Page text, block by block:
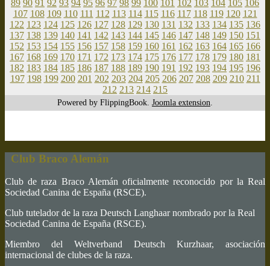
89 90 91 92 93 94 95 96 97 98 99 100 101 102 103 104 105 106
107 108 109 110 111 112 113 114 115 116 117 118 119 120 121
122 123 124 125 126 127 128 129 130 131 132 133 134 135 136
137 138 139 140 141 142 143 144 145 146 147 148 149 150 151
152 153 154 155 156 157 158 159 160 161 162 163 164 165 166
167 168 169 170 171 172 173 174 175 176 177 178 179 180 181
182 183 184 185 186 187 188 189 190 191 192 193 194 195 196
197 198 199 200 201 202 203 204 205 206 207 208 209 210 211
212 213 214 215
Powered by FlippingBook. Joomla extension
Club Braco Alemán
Club de raza Braco Alemán oficialmente reconocido por la Real
Sociedad Canina de España (RSCE).
Club tutelador de la raza Deutsch Langhaar nombrado por la Real
Sociedad Canina de España (RSCE).
Miembro del Weltverband Deutsch Kurzhaar, asociación
internacional de clubes de la raza.